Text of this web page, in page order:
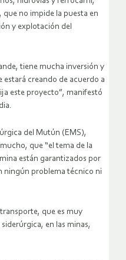
no impide la puesta en
y explotación del
tiene mucha inversión y
creando de acuerdo a
este proyecto”, manifestó
del Mutún (EMS),
que “el tema de la
están garantizados por
ningún problema técnico ni
que es muy
en las minas,